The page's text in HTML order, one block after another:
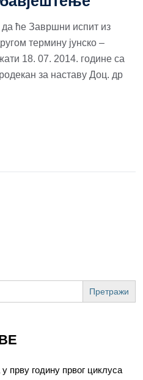
да ће Завршни испит из
термину јунско –
18. 07. 2014. године са
за наставу Доц. др
прву годину првог циклуса